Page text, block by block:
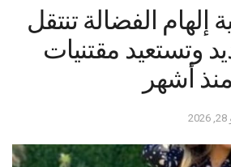
إلهام الفضالة تنتقل
وتستعيد مقتنيات
أشهر